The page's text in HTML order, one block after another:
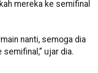
mereka ke semifinal
nanti, semoga dia
ujar dia.